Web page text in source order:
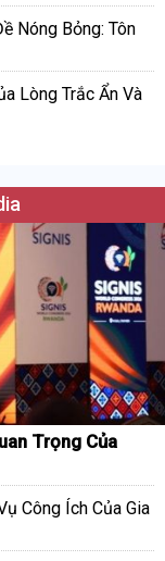
Nóng Bỏng: Tôn
Lòng Trắc Ẩn Và
Trọng Của
Công Ích Của Gia